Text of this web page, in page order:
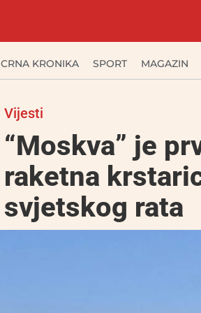
CRNA KRONIKA SPORT MAGAZIN
Vijesti
“Moskva” je
raketna
svjetskog rata